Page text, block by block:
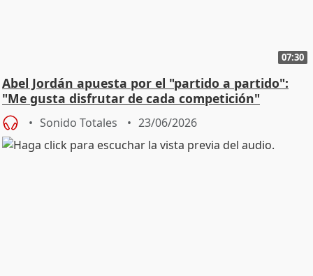
07:30
Abel Jordán apuesta por el "partido a partido":
"Me gusta disfrutar de cada competición"
Sonido Totales 23/06/2026